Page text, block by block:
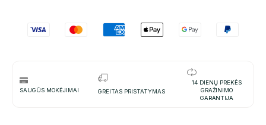
SAUGŪS MOKĖJIMAI GREITAS PRISTATYMAS
14 DIENŲ PREKĖS
GRAŽINIMO
GARANTIJA